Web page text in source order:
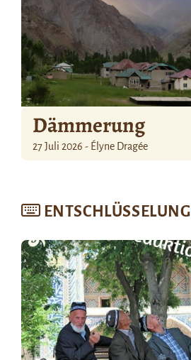
Dämmerung
27 Juli 2026 - Élyne Dragée
ENTSCHLÜSSELUNG